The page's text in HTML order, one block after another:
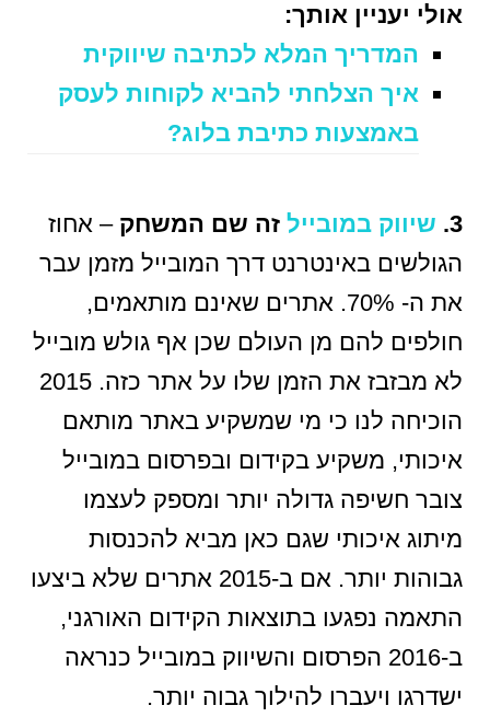
אולי יעניין אותך:
המדריך המלא לכתיבה שיווקית
איך הצלחתי להביא לקוחות לעסק
באמצעות כתיבת בלוג?
3. שיווק במובייל זה שם המשחק – אחוז
הגולשים באינטרנט דרך המובייל מזמן עבר
את ה- 70%. אתרים שאינם מותאמים,
חולפים להם מן העולם שכן אף גולש מובייל
לא מבזבז את הזמן שלו על אתר כזה. 2015
הוכיחה לנו כי מי שמשקיע באתר מותאם
איכותי, משקיע בקידום ובפרסום במובייל
צובר חשיפה גדולה יותר ומספק לעצמו
מיתוג איכותי שגם כאן מביא להכנסות
גבוהות יותר. אם ב-2015 אתרים שלא ביצעו
התאמה נפגעו בתוצאות הקידום האורגני,
ב-2016 הפרסום והשיווק במובייל כנראה
ישדרגו ויעברו להילוך גבוה יותר.